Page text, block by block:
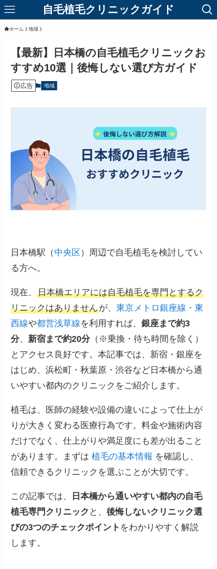
自毛植毛クリニックガイド
ホーム 地域
【最新】日本橋の自毛植毛クリニックお
すすめ10選｜後悔しない選び方ガイド
広告 地域
日本橋駅（ 中央区 ）周辺で自毛植毛を検討してい
る方へ。
現在、日本橋エリアには自毛植毛を専門とするク
リニックはありませんが、東京メトロ銀座線・東
西線や都営浅草線を利用すれば、銀座まで約3
分、新宿まで約20分（※乗換・待ち時間を除く）
とアクセス良好です。本記事では、新宿・銀座を
はじめ、浜松町・秋葉原・渋谷など日本橋から通
いやすい都内のクリニックをご紹介します。
植毛は、医師の経験や設備の違いによって仕上が
りが大きく変わる医療行為です。料金や施術内容
だけでなく、仕上がりや満足度にも差が出ること
があります。まずは植毛の基本情報 を確認し、
信頼できるクリニックを選ぶことが大切です。
この記事では、
日本橋から通いやすい都内の自毛
植毛専門クリニック と、後悔しないクリニック選
びの3つのチェックポイント をわかりやすく解説
します。